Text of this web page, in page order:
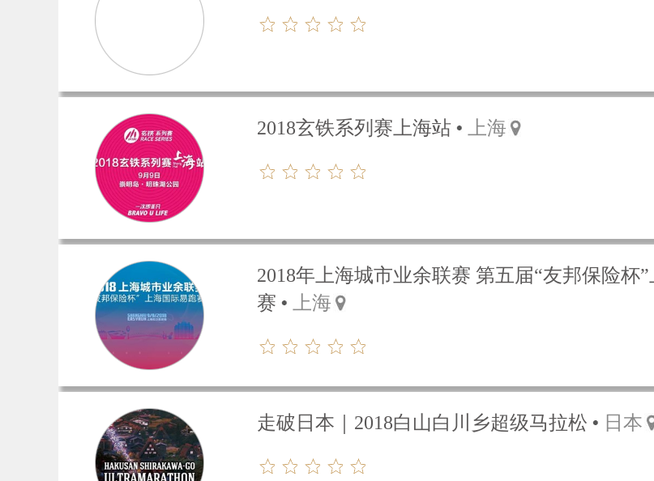
2018玄铁系列赛上海站 上海
2018年上海城市业余联赛 第五届“友邦保险杯
赛
上海
走破日本｜2018白山白川乡超级马拉松 日本